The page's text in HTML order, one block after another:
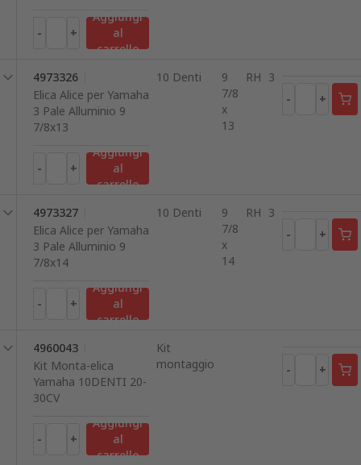
- +
Aggiungi
al
carrello
4973326
Elica Alice per Yamaha
3 Pale Alluminio 9
7/8x13
- +
Aggiungi
al
carrello
10 Denti
9
7/8
x
13
RH 3
-
+
4973327
Elica Alice per Yamaha
3 Pale Alluminio 9
7/8x14
- +
Aggiungi
al
carrello
10 Denti
9
7/8
x
14
RH 3
-
+
4960043
Kit Monta-elica
Yamaha 10DENTI 20-
30CV
- +
Aggiungi
al
carrello
Kit
montaggio
- +